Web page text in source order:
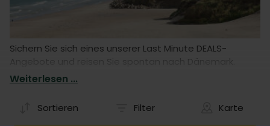
Sichern Sie sich eines unserer Last Minute DEALS-
Angebote und reisen Sie spontan nach Dänemark.
Profitieren Sie von attraktiven Preisen und einer großen
Weiterlesen ...
Sortieren Filter Karte